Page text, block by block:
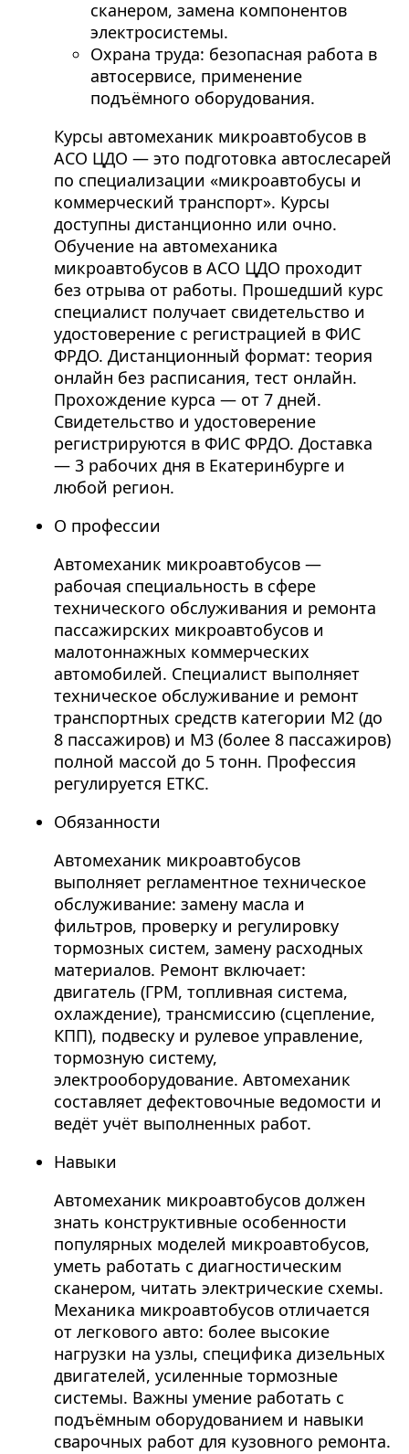
сканером, замена компонентов
электросистемы.
Охрана труда: безопасная работа в
автосервисе, применение
подъёмного оборудования.
Курсы автомеханик микроавтобусов в
АСО ЦДО — это подготовка автослесарей
по специализации «микроавтобусы и
коммерческий транспорт». Курсы
доступны дистанционно или очно.
Обучение на автомеханика
микроавтобусов в АСО ЦДО проходит
без отрыва от работы. Прошедший курс
специалист получает свидетельство и
удостоверение с регистрацией в ФИС
ФРДО. Дистанционный формат: теория
онлайн без расписания, тест онлайн.
Прохождение курса — от 7 дней.
Свидетельство и удостоверение
регистрируются в ФИС ФРДО. Доставка
— 3 рабочих дня в Екатеринбурге и
любой регион.
О профессии
Автомеханик микроавтобусов —
рабочая специальность в сфере
технического обслуживания и ремонта
пассажирских микроавтобусов и
малотоннажных коммерческих
автомобилей. Специалист выполняет
техническое обслуживание и ремонт
транспортных средств категории М2 (до
8 пассажиров) и М3 (более 8 пассажиров)
полной массой до 5 тонн. Профессия
регулируется ЕТКС.
Обязанности
Автомеханик микроавтобусов
выполняет регламентное техническое
обслуживание: замену масла и
фильтров, проверку и регулировку
тормозных систем, замену расходных
материалов. Ремонт включает:
двигатель (ГРМ, топливная система,
охлаждение), трансмиссию (сцепление,
КПП), подвеску и рулевое управление,
тормозную систему,
электрооборудование. Автомеханик
составляет дефектовочные ведомости и
ведёт учёт выполненных работ.
Навыки
Автомеханик микроавтобусов должен
знать конструктивные особенности
популярных моделей микроавтобусов,
уметь работать с диагностическим
сканером, читать электрические схемы.
Механика микроавтобусов отличается
от легкового авто: более высокие
нагрузки на узлы, специфика дизельных
двигателей, усиленные тормозные
системы. Важны умение работать с
подъёмным оборудованием и навыки
сварочных работ для кузовного ремонта.